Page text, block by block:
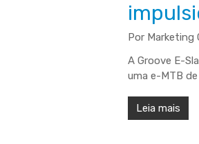
Pressione "enter" para
Por Marketing
A Groove E-
uma e-MTB
Leia mais